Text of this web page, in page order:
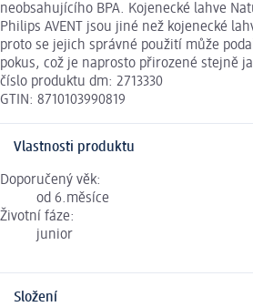
neobsahujícího BPA. Kojenecké lahve
Philips AVENT jsou jiné než kojenecké
proto se jejich správné použití může
pokus, což je naprosto přirozené stejně
číslo produktu dm: 2713330
GTIN: 8710103990819
Vlastnosti produktu
Doporučený věk:
od 6.měsíce
Životní fáze:
junior
Složení